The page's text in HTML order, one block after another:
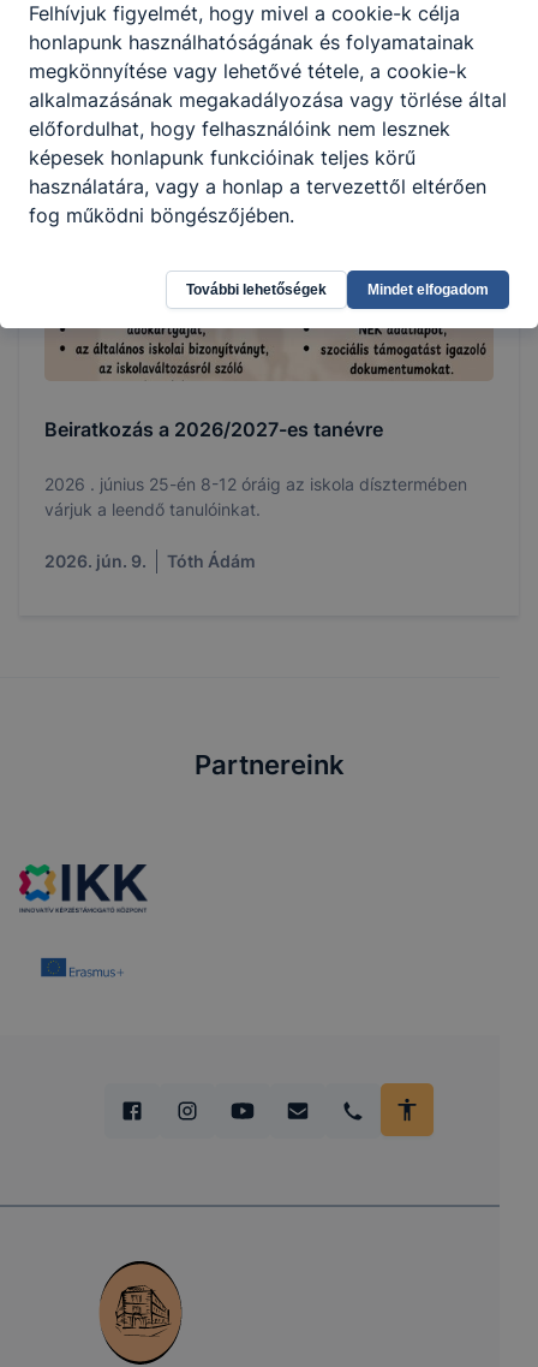
Nyári irodai ügyelet és tanulói ügyintézés
2026. júl. 13. Tóth Ádám
Beiratkozás a 2026/2027-es tanévre
2026 . június 25-én 8-12 óráig az iskola dísztermében
várjuk a leendő tanulóinkat.
2026. jún. 9. Tóth Ádám
Partnereink
Felhívjuk figyelmét, hogy mivel a cookie-k célja
honlapunk használhatóságának és folyamatainak
megkönnyítése vagy lehetővé tétele, a cookie-k
alkalmazásának megakadályozása vagy törlése által
előfordulhat, hogy felhasználóink nem lesznek
képesek honlapunk funkcióinak teljes körű
használatára, vagy a honlap a tervezettől eltérően
fog működni böngészőjében.
További lehetőségek Mindet elfogadom